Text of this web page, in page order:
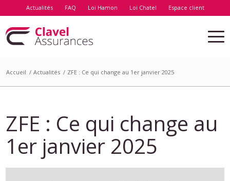
Actualités FAQ Loi Hamon Loi Chatel Espace client
Accueil / Actualités / ZFE : Ce qui change au 1er janvier 2025
ZFE : Ce qui change au
1er janvier 2025